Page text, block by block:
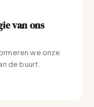
van ons
we onze
de buurt.